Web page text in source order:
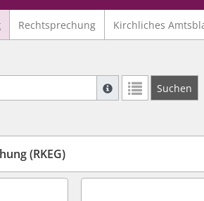
Rechtsprechung Kirchliches
Suche mit
Weitere
Suchen
(RKEG)